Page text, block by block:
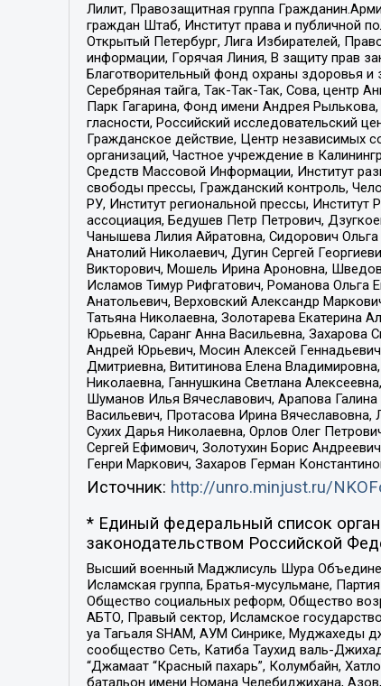
Лилит, Правозащитная группа
граждан Штаб, Институт права и публичной
Открытый Петербург, Лига Избирателей,
информации, Горячая Линия, В защиту прав
Благотворительный фонд охраны здоровья
Серебряная тайга, Так-Так-Так, Сова, центр
Парк Гагарина, Фонд имени Андрея
гласности, Российский исследовательский
Гражданское действие, Центр
организаций, Частное учреждение в
Средств Массовой Информации, Институт
свободы прессы, Гражданский контроль,
РУ, Институт региональной прессы,
ассоциация, Бедушев Петр Петрович,
Чанышева Лилия Айратовна, Сидорович Ольга
Анатолий Николаевич, Дугин Сергей
Викторович, Мошель Ирина Ароновна,
Исламов Тимур Рифгатович, Романова Ольга
Анатольевич, Верховский Александр
Татьяна Николаевна, Золотарева Екатерина
Юрьевна, Саранг Анна Васильевна, Захарова
Андрей Юрьевич, Мосин Алексей
Дмитриевна, Вититинова Елена
Николаевна, Ганнушкина Светлана
Шуманов Илья Вячеславович, Арапова
Васильевич, Протасова Ирина
Сухих Дарья Николаевна, Орлов Олег
Сергей Ефимович, Золотухин Борис
Генри Маркович, Захаров Герман
Источник: http://unro.minjust.ru/
* Единый федеральный список
законодательством Российской
Высший военный Маджлисуль Шура
Исламская группа, Братья-мусульмане,
Общество социальных реформ, Общество
АБТО, Правый сектор, Исламское
уа Тагьаля SHAM, АУМ Синрике, Муджахеды
сообщество Сеть, Катиба Таухид валь-
“Джамаат “Красный пахарь”, Колумбайн,
батальон имени Номана Челебиджихана,